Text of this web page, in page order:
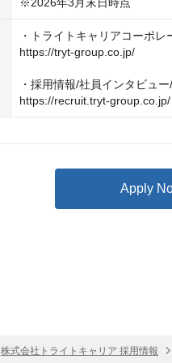
・トライトキャリアコーポレ
https://tryt-group.co.jp/
・採用情報/社員インタビュ
https://recruit.tryt-group.co.jp/
Apply
株式会社トライトキャリア 採用情報